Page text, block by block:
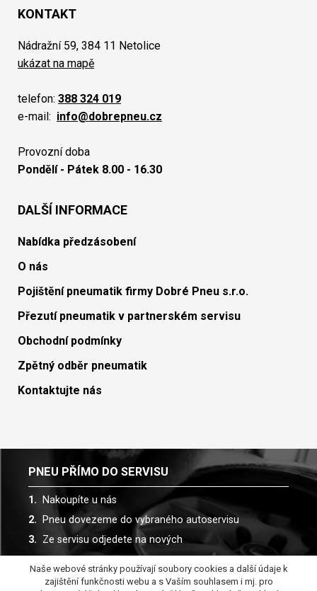
KONTAKT
Nádražní 59, 384 11 Netolice
ukázat na mapě
telefon: 388 324 019
e-mail: info@dobrepneu.cz
Provozní doba
Pondělí - Pátek 8.00 - 16.30
DALŠÍ INFORMACE
Nabídka předzásobení
O nás
Pojištění pneumatik firmy Dobré Pneu s.r.o.
Přezutí pneumatik v partnerském servisu
Obchodní podmínky
Zpětný odběr pneumatik
Kontaktujte nás
PNEU PŘÍMO DO SERVISU
Nakoupíte u nás
Pneu dovezeme do vybraného autoservisu
Ze servisu odjedete na nových
Spolupracujeme s více než 30 autoservisy
Naše webové stránky používají soubory cookies a další údaje k
zajištění funkčnosti webu a s Vaším souhlasem i mj. pro